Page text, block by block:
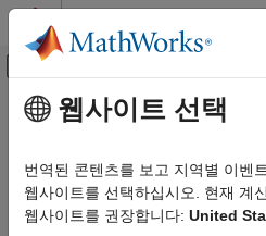
콘텐츠로 바로 가기
오프캔버스 탐색 메
문서 홈
Simscape Electrical
응용 분야
주요 콘텐츠
벅 컨버터의
이 모델은 전력 컨버터의
웹사이트 선택
번역된 콘텐츠를 보고 지역별 이벤
웹사이트를 선택하십시오. 현재 계
웹사이트를 권장합니다: United